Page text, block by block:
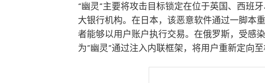
“幽灵”主要将攻击目标锁定在位于英国、西班
大银行机构。在日本，该恶意软件通过一脚本
者能够以用户账户执行交易。在俄罗斯，受感
为”幽灵”通过注入内联框架，将用户重新定向